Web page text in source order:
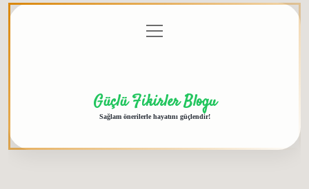
menüyü
aç
Güçlü Fikirler Blogu
Sağlam önerilerle hayatını güçlendir!